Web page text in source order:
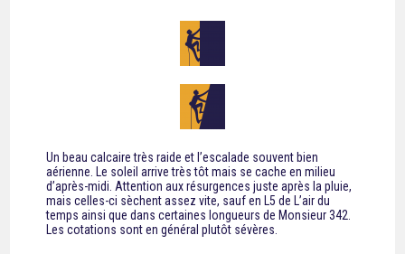
Un beau calcaire très raide et l’escalade souvent bien
aérienne. Le soleil arrive très tôt mais se cache en milieu
d’après-midi. Attention aux résurgences juste après la pluie,
mais celles-ci sèchent assez vite, sauf en L5 de L’air du
temps ainsi que dans certaines longueurs de Monsieur 342.
Les cotations sont en général plutôt sévères.